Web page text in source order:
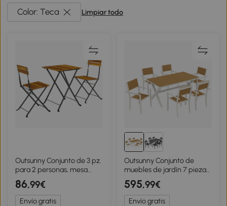
Color: Teca Limpiar todo
Outsunny Conjunto de 3 pz.
para 2 personas, mesa
plegable con 2 sillas
plegables para terraza y
balcón, teca
86,99€
Envío gratis
Outsunny Conjunto de
muebles de jardín 7 piezas
Mesa con 6 sillas apilables
Imitación madera
Estructura de aluminio Teak
595,99€
Envío gratis